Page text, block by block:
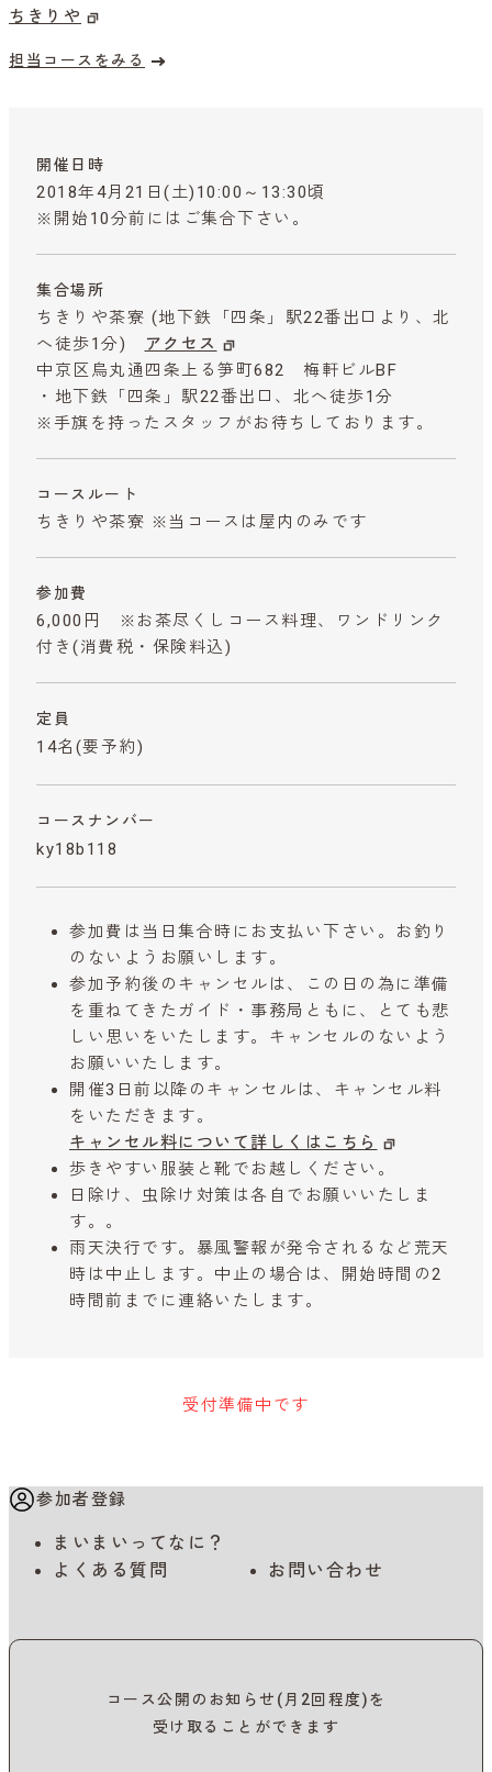
ちきりや
担当コースをみる
開催日時
2018年4月21日(土)10:00～13:30頃
※開始10分前にはご集合下さい。
集合場所
ちきりや茶寮 (地下鉄「四条」駅22番出口より、北
へ徒歩1分)
アクセス
中京区烏丸通四条上る笋町682 梅軒ビルBF
・地下鉄「四条」駅22番出口、北へ徒歩1分
※手旗を持ったスタッフがお待ちしております。
コースルート
ちきりや茶寮 ※当コースは屋内のみです
参加費
6,000円 ※お茶尽くしコース料理、ワンドリンク
付き (消費税・保険料込)
定員
14名(要予約)
コースナンバー
ky18b118
参加費は当日集合時にお支払い下さい。お釣り
のないようお願いします。
参加予約後のキャンセルは、この日の為に準備
を重ねてきたガイド・事務局ともに、とても悲
しい思いをいたします。キャンセルのないよう
お願いいたします。
開催3日前以降のキャンセルは、キャンセル料
をいただきます。
キャンセル料について詳しくはこちら
歩きやすい服装と靴でお越しください。
日除け、虫除け対策は各自でお願いいたしま
す。。
雨天決行です。暴風警報が発令されるなど荒天
時は中止します。中止の場合は、開始時間の2
時間前までに連絡いたします。
受付準備中です
参加者登録
まいまいってなに？
よくある質問
お問い合わせ
コース公開のお知らせ(月2回程度)を
受け取ることができます